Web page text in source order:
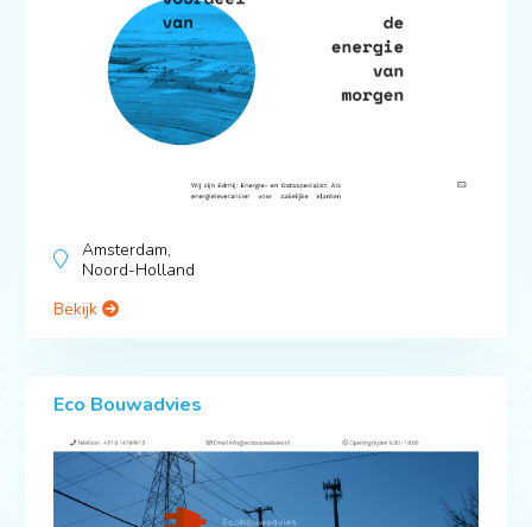
Amsterdam,
Noord-Holland
Bekijk
Eco Bouwadvies